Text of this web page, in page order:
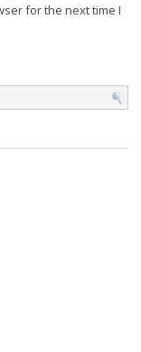
for the next time I